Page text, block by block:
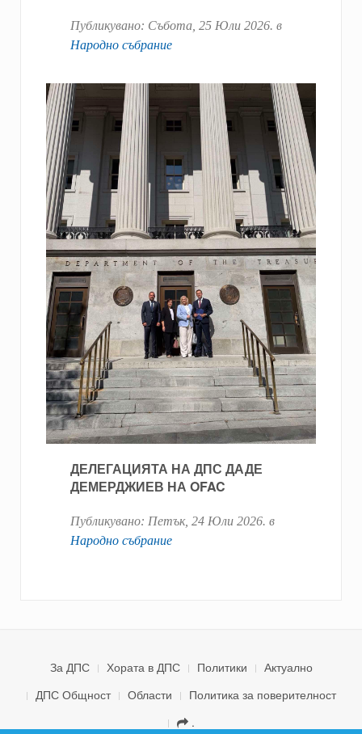
Публикувано: Събота, 25 Юли 2026. в
Народно събрание
ДЕЛЕГАЦИЯТА НА ДПС ДАДЕ
ДЕМЕРДЖИЕВ НА OFAC
Публикувано: Петък, 24 Юли 2026. в
Народно събрание
За ДПС Хората в ДПС Политики
Актуално
ДПС Общност
Области
Политика за поверителност
.